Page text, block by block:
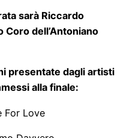
sarà Riccardo
dell’Antoniano
presentate dagli artisti
alla finale:
For Love